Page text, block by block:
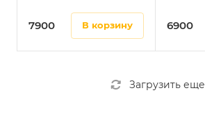
7900 в корзину 6900
Загрузить еще